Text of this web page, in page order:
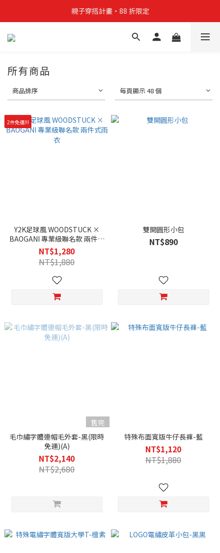
親子穿搭計畫・88 折限定
親子穿搭計畫・88 折限定
貼身補貨計畫  任選 6 件 $888
所有商品
商品排序 每頁顯示 48 個
2件免運!!!
Y2K足球風 WOODSTUCK ×
BAOGANI 專業級聯名款 兩件式
雨衣
NT$1,280
NT$1,880
雙開圓形小包
NT$890
售完
毛巾繡字體連帽毛外套-黑(限時
免運)(A)
NT$2,140
NT$2,680
特殊布面寬版牛仔長褲-藍
NT$1,120
NT$1,880